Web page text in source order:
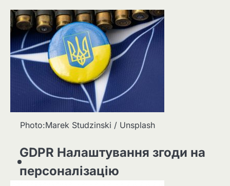
Photo:Marek Studzinski / Unsplash
GDPR Налаштування згоди на
персоналізацію